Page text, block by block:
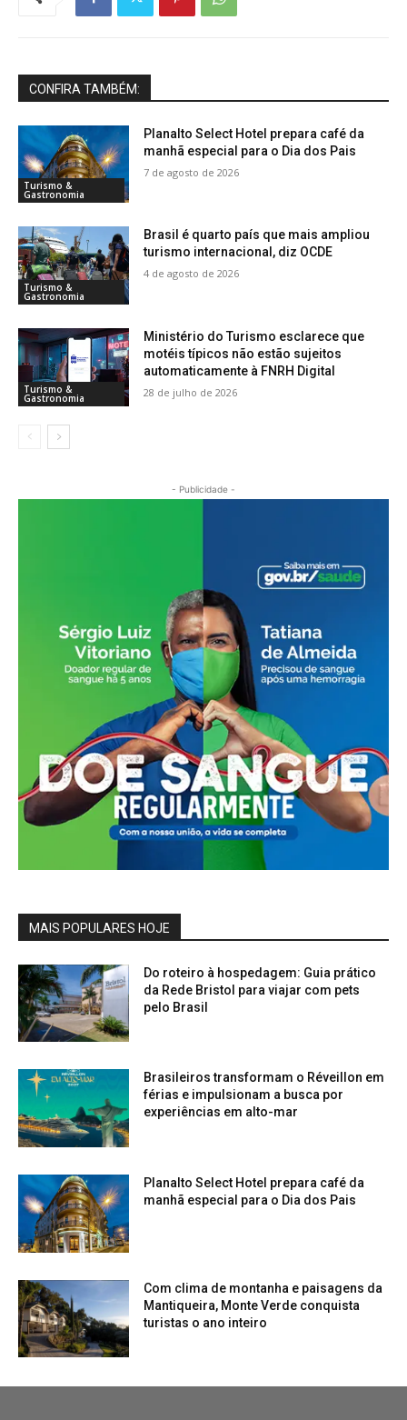
CONFIRA TAMBÉM:
Turismo &
Gastronomia
Planalto Select Hotel prepara café da
manhã especial para o Dia dos Pais
7 de agosto de 2026
Turismo &
Gastronomia
Brasil é quarto país que mais ampliou
turismo internacional, diz OCDE
4 de agosto de 2026
Turismo &
Gastronomia
Ministério do Turismo esclarece que
motéis típicos não estão sujeitos
automaticamente à FNRH Digital
28 de julho de 2026
- Publicidade -
MAIS POPULARES HOJE
Do roteiro à hospedagem: Guia prático
da Rede Bristol para viajar com pets
pelo Brasil
Brasileiros transformam o Réveillon em
férias e impulsionam a busca por
experiências em alto-mar
Planalto Select Hotel prepara café da
manhã especial para o Dia dos Pais
Com clima de montanha e paisagens da
Mantiqueira, Monte Verde conquista
turistas o ano inteiro